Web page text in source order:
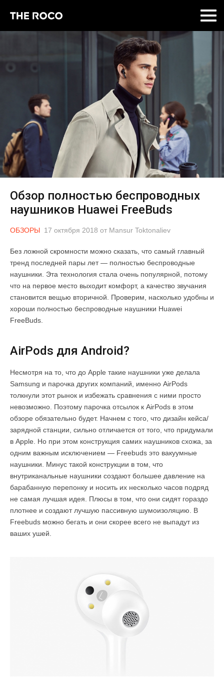
Обзор полностью беспроводных
наушников Huawei FreeBuds
ОБЗОРЫ 17 октября 2018 от Mansur Toktonaliev
Без ложной скромности можно сказать, что самый главный
тренд последней пары лет — полностью беспроводные
наушники. Эта технология стала очень популярной, потому
что на первое место выходит комфорт, а качество звучания
становится вещью вторичной. Проверим, насколько удобны и
хороши полностью беспроводные наушники Huawei
FreeBuds.
AirPods для Android?
Несмотря на то, что до Apple такие наушники уже делала
Samsung и парочка других компаний, именно AirPods
толкнули этот рынок и избежать сравнения с ними просто
невозможно. Поэтому парочка отсылок к AirPods в этом
обзоре обязательно будет. Начнем с того, что дизайн кейса/
зарядной станции, сильно отличается от того, что придумали
в Apple. Но при этом конструкция самих наушников схожа, за
одним важным исключением — Freebuds это вакуумные
наушники. Минус такой конструкции в том, что
внутриканальные наушники создают большее давление на
барабанную перепонку и носить их несколько часов подряд
не самая лучшая идея. Плюсы в том, что они сидят гораздо
плотнее и создают лучшую пассивную шумоизоляцию. В
Freebuds можно бегать и они скорее всего не выпадут из
ваших ушей.